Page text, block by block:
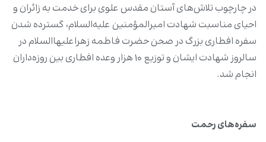
در چارچوب تلاش‌های آستان مقدس علوی برای خدمت به زائران و
احیای مناسبت شهادت امیرالمؤمنین علیه‌السلام، گسترده شدن
سفره افطاری بزرگ در صحن حضرت فاطمه زهراعلیهاالسلام در
سالروز شهادت ایشان و توزیع ۱۰ هزار وعده افطاری بین روزه‌داران
انجام شد.
سفره‌های رحمت